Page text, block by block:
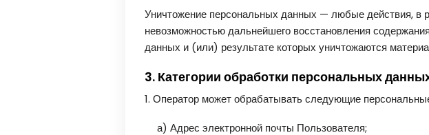
Уничтожение персональных данных — любые действия, в
невозможностью дальнейшего восстановления
данных и (или) результате которых уничтожаются
3. Категории обработки персональных
1. Оператор может обрабатывать следующие
а) Адрес электронной почты Пользователя;